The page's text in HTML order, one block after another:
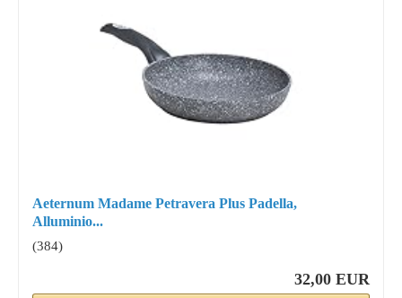
Aeternum Madame Petravera Plus Padella,
Alluminio...
(384)
32,00 EUR